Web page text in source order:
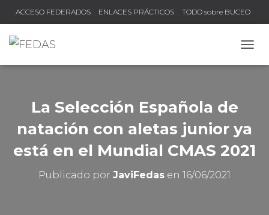
ACCESO FEDERADOS ENLACES PRÁCTICOS TODO sobre BUCEO
La Selección Española de
natación con aletas junior ya
está en el Mundial CMAS 2021
Publicado por JaviFedas en 16/06/2021